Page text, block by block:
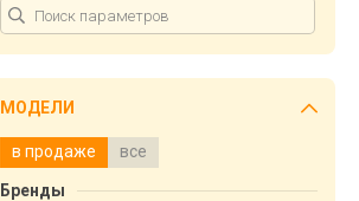
МОДЕЛИ
в продаже все
Бренды